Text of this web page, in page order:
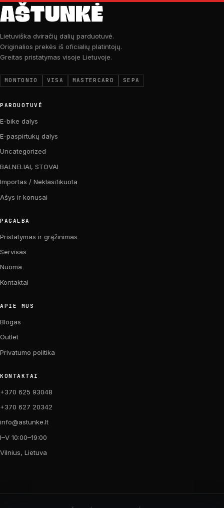
Lietuviška dviračių dalių parduotuvė.
Originalios prekės iš oficialių platintojų.
Greitas pristatymas visoje Lietuvoje.
MONTONIO VISA MASTERCARD SEPA
PARDUOTUVĖ
E-bike dalys
E-paspirtukų dalys
Uncategorized
BALNELIAI, STOVAI
Importas / Neklasifikuota
Ašys ir konusai
PAGALBA
Pristatymas ir grąžinimas
Servisas
Nuoma
Kontaktai
APIE MUS
Blogas
Outlet
Privatumo politika
KONTAKTAI
+370 625 93048
+370 627 20342
info@astunke.lt
I–V 10:00–19:00
Vilnius, Lietuva